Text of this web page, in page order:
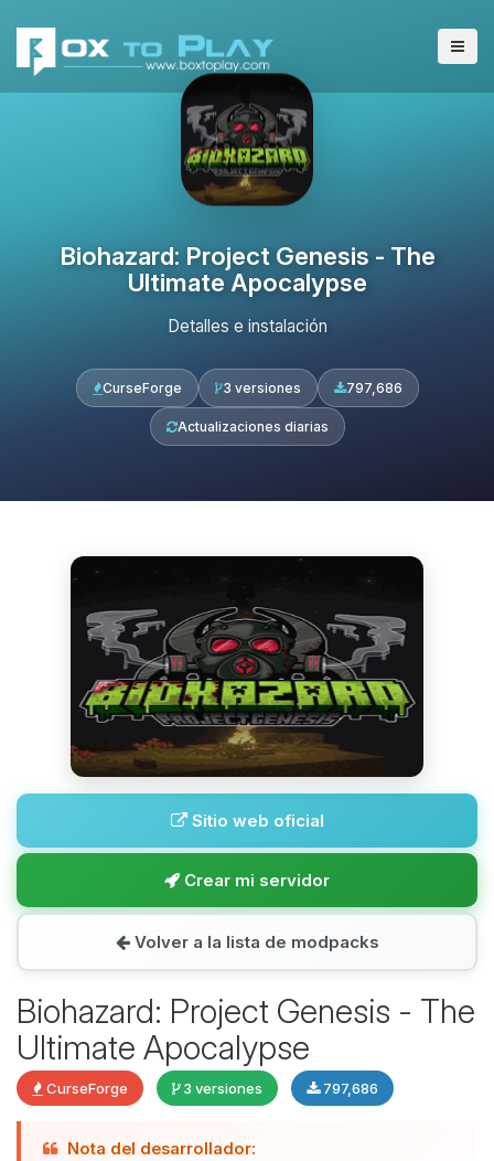
Biohazard: Project Genesis - The
Ultimate Apocalypse
Detalles e instalación
CurseForge 3 versiones 797,686
Actualizaciones diarias
Sitio web oficial
Crear mi servidor
Volver a la lista de modpacks
Biohazard: Project Genesis - The
Ultimate Apocalypse
CurseForge 3 versiones 797,686
Nota del desarrollador: